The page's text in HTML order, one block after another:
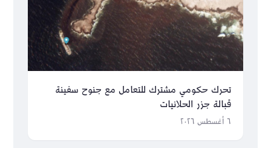
تحرك حكومي مشترك للتعامل مع جنوح سفينة
قبالة جزر الحلانيات
٦ أغسطس ٢٠٢٦